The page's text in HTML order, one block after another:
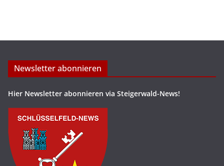
Newsletter abonnieren
Hier Newsletter abonnieren via Steigerwald-News!